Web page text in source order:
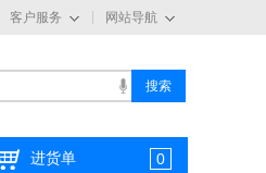
网站导航
客户服务
进货单 0